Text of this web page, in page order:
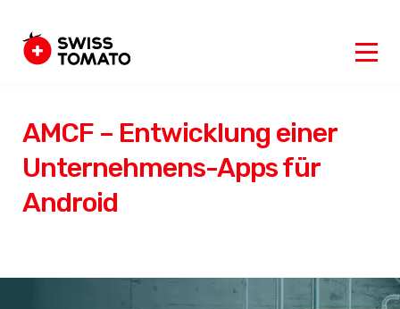
AMCF – Entwicklung einer
Unternehmens-Apps für
Android